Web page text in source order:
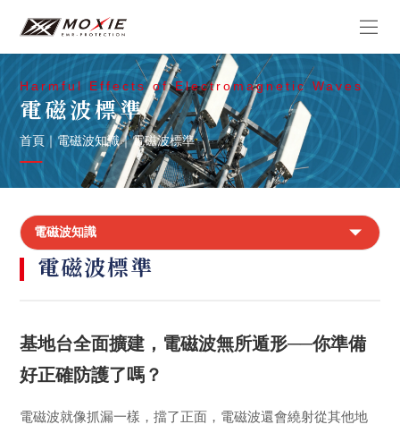
Harmful Effects of Electromagnetic Waves
電磁波標準
首頁 ｜電磁波知識｜電磁波標準
電磁波知識
電磁波標準
基地台全面擴建，電磁波無所遁形──你準備
好正確防護了嗎？
電磁波就像抓漏一樣，擋了正面，電磁波還會繞射從其他地